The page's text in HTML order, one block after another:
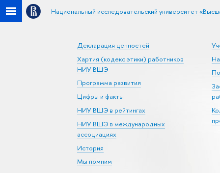
Национальный исследовательский университет
Декларация ценностей
Хартия (кодекс этики) работников
НИУ ВШЭ
Программа развития
Цифры и факты
НИУ ВШЭ в рейтингах
НИУ ВШЭ в международных
ассоциациях
История
Мы помним